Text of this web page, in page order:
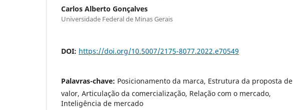
Carlos Alberto Gonçalves
Universidade Federal de Minas Gerais
DOI: https://doi.org/10.5007/2175-8077.2022.e70549
Palavras-chave: Posicionamento da marca, Estrutura da proposta de
valor, Articulação da comercialização, Relação com o mercado,
Inteligência de mercado